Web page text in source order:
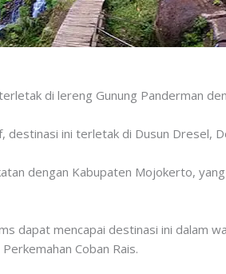
di lereng Gunung Panderman
destinasi ini terletak di Dusun Dresel,
dengan Kabupaten Mojokerto,
dapat mencapai destinasi ini dalam
Coban Rais.